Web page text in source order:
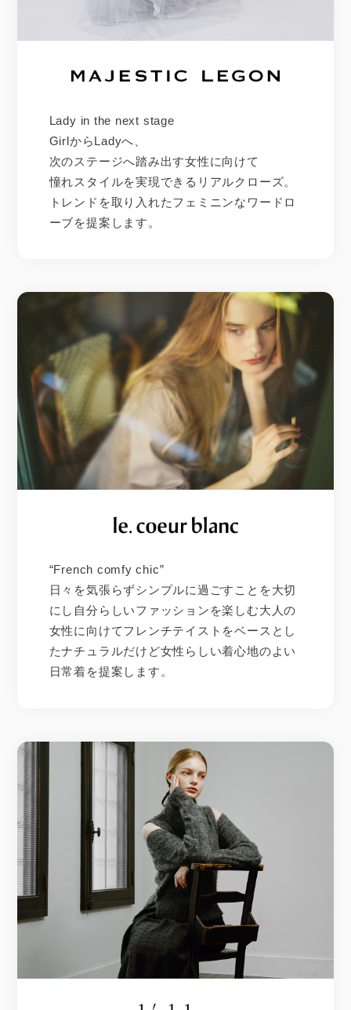
Lady in the next stage
GirlからLadyへ、
次のステージへ踏み出す女性に向けて
憧れスタイルを実現できるリアルクローズ。
トレンドを取り入れたフェミニンなワードロ
ーブを提案します。
“French comfy chic”
日々を気張らずシンプルに過ごすことを大切
にし自分らしいファッションを楽しむ大人の
女性に向けてフレンチテイストをベースとし
たナチュラルだけど女性らしい着心地のよい
日常着を提案します。